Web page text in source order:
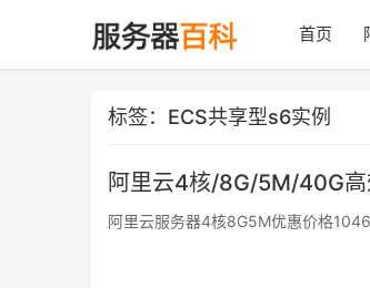
首页
标签：ECS共享型s6实例
阿里云4核/8G/5M/40G高
阿里云服务器4核8G5M优惠价格